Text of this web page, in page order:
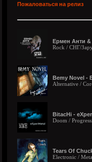
Пожаловаться на релиз
Ермен Анти &
Rock / СНГ/
Bemy Novel -
Alternative /
BitacHi -
Doom /
Tears Of
Electronic /